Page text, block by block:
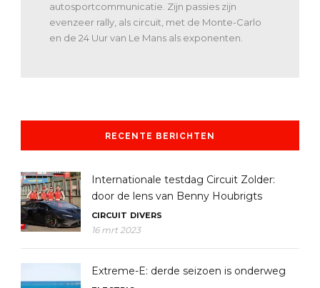
autosportcommunicatie. Zijn passies zijn
evenzeer rally, als circuit, met de Monte-Carlo
en de 24 Uur van Le Mans als exponenten.
RECENTE BERICHTEN
Internationale testdag Circuit Zolder:
door de lens van Benny Houbrigts
CIRCUIT DIVERS
16 mrt 2023
Extreme-E: derde seizoen is onderweg